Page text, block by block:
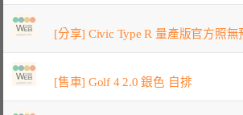
[分享] Civic Type R 量產版官方照無
[售車] Golf 4 2.0 銀色 自排